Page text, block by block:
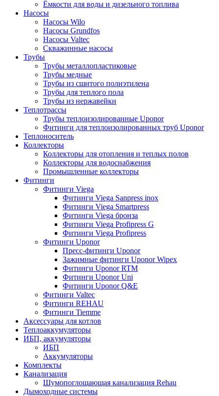
Ёмкости для воды и дизельного топлива
Насосы
Насосы Wilo
Насосы Grundfos
Насосы Valtec
Скважинные насосы
Трубы
Трубы металлопластиковые
Трубы медные
Трубы из сшитого полиэтилена
Трубы для теплого пола
Трубы из нержавейки
Теплотрассы
Трубы теплоизолированные Uponor
Фитинги для теплоизолированных труб Uponor
Теплоноситель
Коллекторы
Коллекторы для отопления и теплых полов
Коллекторы для водоснабжения
Промышленные коллекторы
Фитинги
Фитинги Viega
Фитинги Viega Sanpress inox
Фитинги Viega Smartpress
Фитинги Viega бронза
Фитинги Viega Profipress G
Фитинги Viega Profipress
Фитинги Uponor
Пресс-фитинги Uponor
Зажимные фитинги Uponor Wipex
Фитинги Uponor RTM
Фитинги Uponor Uni
Фитинги Uponor Q&E
Фитинги Valtec
Фитинги REHAU
Фитинги Tiemme
Аксессуары для котлов
Теплоаккумуляторы
ИБП, аккумуляторы
ИБП
Аккумуляторы
Комплекты
Канализация
Шумопоглощающая канализация Rehau
Дымоходные системы